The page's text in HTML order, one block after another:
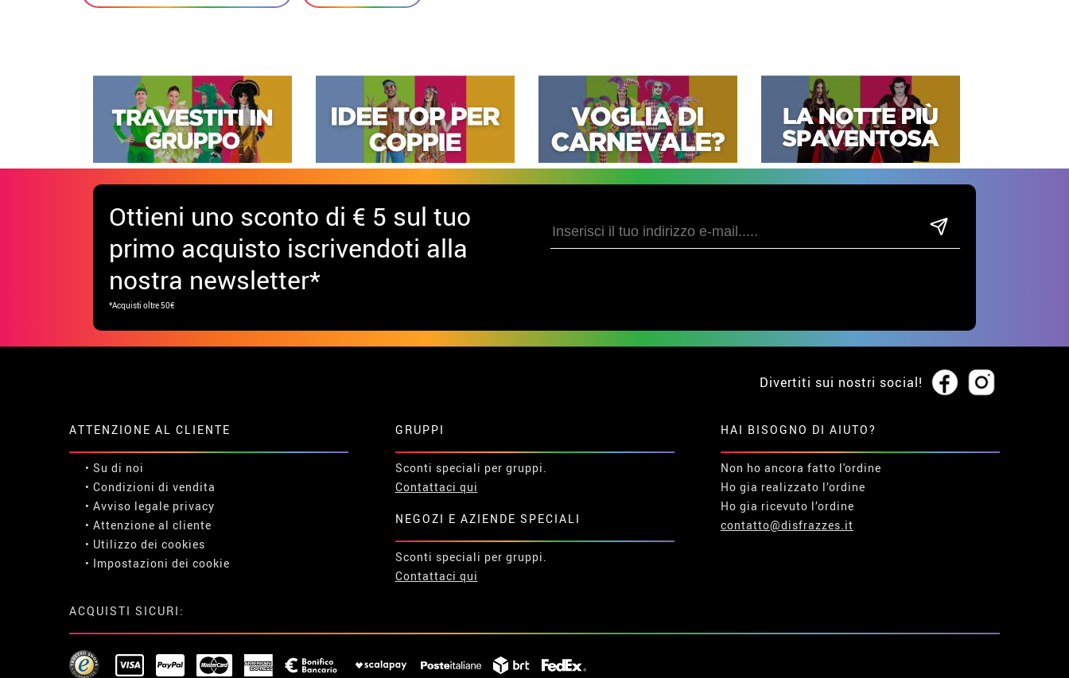
Ottieni uno sconto di € 5 sul tuo
primo acquisto iscrivendoti alla
nostra newsletter*
*Acquisti oltre 50€
Divertiti sui nostri social!
ATTENZIONE AL CLIENTE
• Su di noi
• Condizioni di vendita
• Avviso legale privacy
• Attenzione al cliente
• Utilizzo dei cookies
• Impostazioni dei cookie
GRUPPI
Sconti speciali per gruppi.
Contattaci qui
NEGOZI E AZIENDE SPECIALI
Sconti speciali per gruppi.
Contattaci qui
HAI BISOGNO DI AIUTO?
Non ho ancora fatto l'ordine
Ho gia realizzato l’ordine
Ho gia ricevuto l’ordine
contatto@disfrazzes.it
ACQUISTI SICURI: